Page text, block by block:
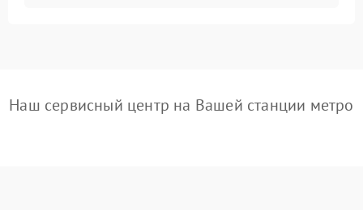
Наш сервисный центр на Вашей станции метро